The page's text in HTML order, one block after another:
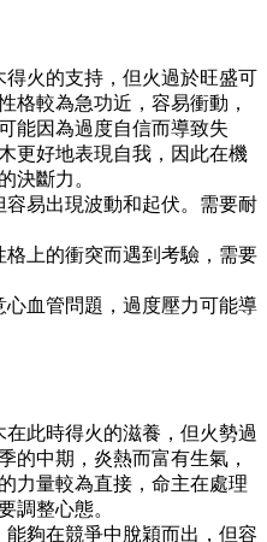
火的支持，但火過於旺盛可
格較為急功近，容易衝動，
能因為過度自信而導致失
更好地表現自我，因此在機
決斷力。
容易出現波動和起伏。需要耐
格上的衝突而遇到考驗，需要
心血管問題，過度壓力可能導
在此時得火的滋養，但火勢過
的中期，炎熱而富有生氣，
力量較為直接，命主在處理
調整心態。
能夠在競爭中脫穎而出，但容